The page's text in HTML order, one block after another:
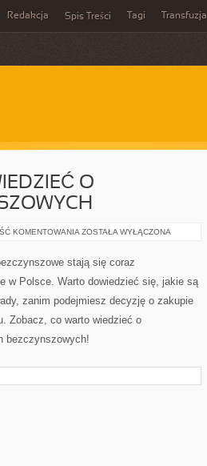
Redakcja Spis Treści Tagi Transfuzja
O
KOMENTOWANIA WSZYSTKO,
WIEDZIEĆ
O
BEZCZYNSZOWYCH
ZOSTAŁA WYŁĄCZONA
stają się coraz
w Polsce. Warto dowiedzieć się, jakie są
zanim podejmiesz decyzję o zakupie
Zobacz, co warto wiedzieć o
bezczynszowych!